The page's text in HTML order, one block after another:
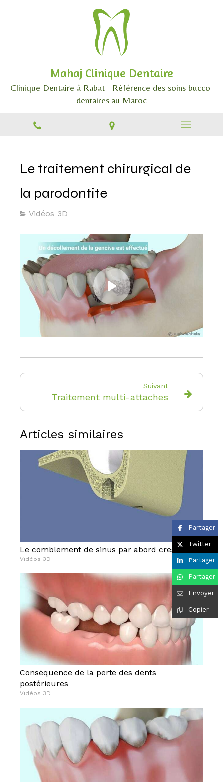
Mahaj Clinique Dentaire
Clinique Dentaire à Rabat - Référence des soins bucco-
dentaires au Maroc
Le traitement chirurgical de
la parodontite
Vidéos 3D
Suivant
Traitement multi-attaches
Articles similaires
Le comblement de sinus par abord crestal
Vidéos 3D
Conséquence de la perte des dents
postérieures
Vidéos 3D
Partager
Twitter
Partager
Partager
Envoyer
Copier